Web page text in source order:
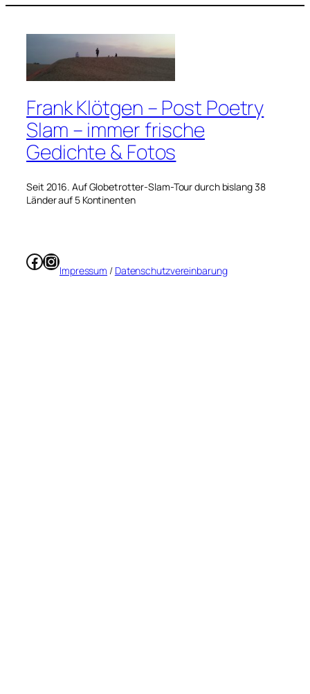
Frank Klötgen – Post Poetry
Slam – immer frische
Gedichte & Fotos
Seit 2016. Auf Globetrotter-Slam-Tour durch bislang 38
Länder auf 5 Kontinenten
Facebook
Instagram
Impressum / Datenschutzvereinbarung